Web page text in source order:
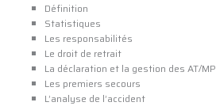
Définition
Statistiques
Les responsabilités
Le droit de retrait
La déclaration et la gestion des AT/MP
Les premiers secours
L’analyse de l’accident